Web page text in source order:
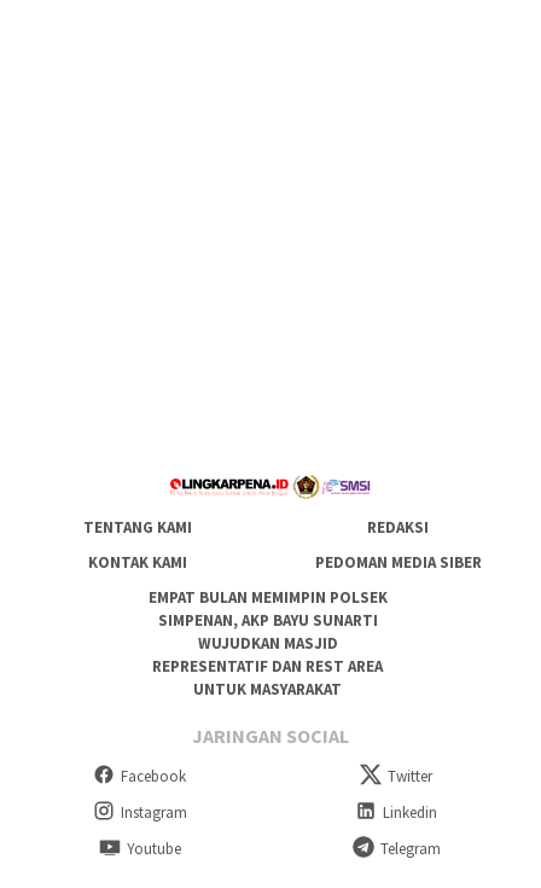
TENTANG KAMI
REDAKSI
KONTAK KAMI
PEDOMAN MEDIA SIBER
EMPAT BULAN MEMIMPIN POLSEK
SIMPENAN, AKP BAYU SUNARTI
WUJUDKAN MASJID
REPRESENTATIF DAN REST AREA
UNTUK MASYARAKAT
JARINGAN SOCIAL
Facebook
Twitter
Instagram
Linkedin
Youtube
Telegram